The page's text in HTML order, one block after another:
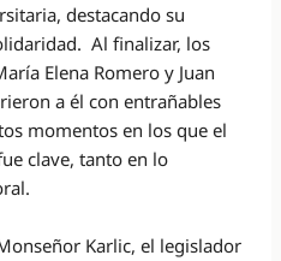
destacando su
Al finalizar, los
Elena Romero y Juan
a él con entrañables
momentos en los que el
clave, tanto en lo
Karlic, el legislador